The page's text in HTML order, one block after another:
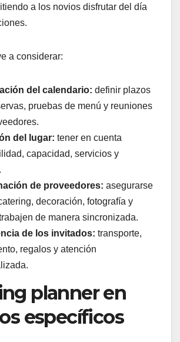
a los novios disfrutar del día
a considerar:
del calendario: definir plazos
pruebas de menú y reuniones
del lugar: tener en cuenta
capacidad, servicios y
de proveedores: asegurarse
decoración, fotografía y
de manera sincronizada.
de los invitados: transporte,
regalos y atención
planner en
específicos